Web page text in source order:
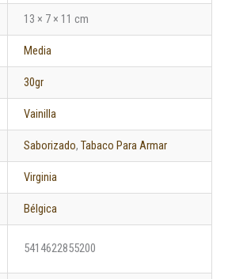
13 × 7 × 11 cm
Media
30gr
Vainilla
Saborizado, Tabaco Para Armar
Virginia
Bélgica
5414622855200